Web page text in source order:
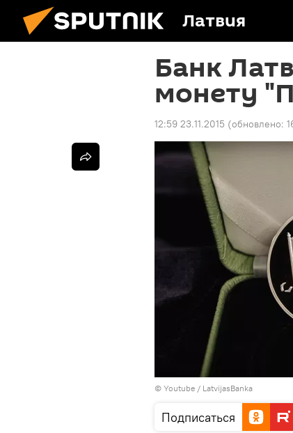
Латвия
Банк
монету
12:59 23.11.2015 (обновлено:
© Youtube / LatvijasBanka
Подписаться